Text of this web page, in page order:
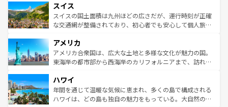
れる地方に足を運ぶとそれぞれで全く異なる文化を体験で
きるだろう。 なお、新着のフランス情報はコンテンツ一覧
を参照してほしい。
は、お酒好きな人にはぜひ体験してほしい。 なお、新着の
ドイツ情報はコンテンツ一覧を参照してほしい。
リアごとに異なる魅力がある。また、優雅なアフタヌーン
ティー、ビール好きにはたまらない英国パブ、サッカー観
戦など、本場だからこそできる体験も豊富。イギリスを旅
ンツ一覧を参照してほしい。
スイス
スイスの国土面積は九州ほどの広さだが、運行時刻が正確
な交通網が整備されており、初心者でも安心して個人旅行
の建物がそのまま残る町や、スイスならではのユニークな
博物館もあり、アルプス観光だけでなく町歩きも満喫する
ことができる。国民の所得が高いため物価も高いが、旅行
ば市内交通費無料で観光を楽しむこともできる。 なお、新
着のスイス情報はコンテンツ一覧 を参照してほしい。
アメリカ
アメリカ合衆国は、広大な土地と多様な文化が魅力の国。
東海岸の都市部から西海岸のカリフォルニアまで、訪れる
のような巨大都市は、観光、ショッピング、エンターテイ
ンメントが詰まった刺激的なスポットだ。一方、アメリカ
西部には大自然が広がり、グランドキャニオンやイエロー
ハワイ
年間を通じて温暖な気候に恵まれ、多くの島で構成される
ハワイは、どの島も独自の魅力をもっている。大自然の神